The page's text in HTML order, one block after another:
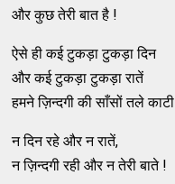
और कुछ तेरी बात है !
ऐसे ही कई टुकड़ा टुकड़ा दिन
और कई टुकड़ा टुकड़ा रातें
हमने ज़िन्दगी की साँसों तले
न दिन रहे और न रातें,
न ज़िन्दगी रही और न तेरी बाते !